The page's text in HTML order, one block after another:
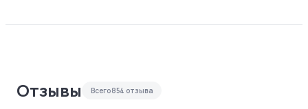
Отзывы Всего854 отзыва